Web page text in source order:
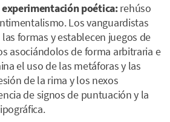
poética:rehúso
Los vanguardistas
formas y establecen juegos de
asociándolos de forma arbitraria e
el uso de las metáforas y las
de la rima y los nexos
de signos de puntuación y la